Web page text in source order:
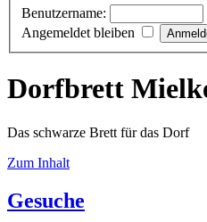
Benutzername:
Angemeldet bleiben
Dorfbrett
Das schwarze Brett für das Dorf
Zum Inhalt
Gesuche